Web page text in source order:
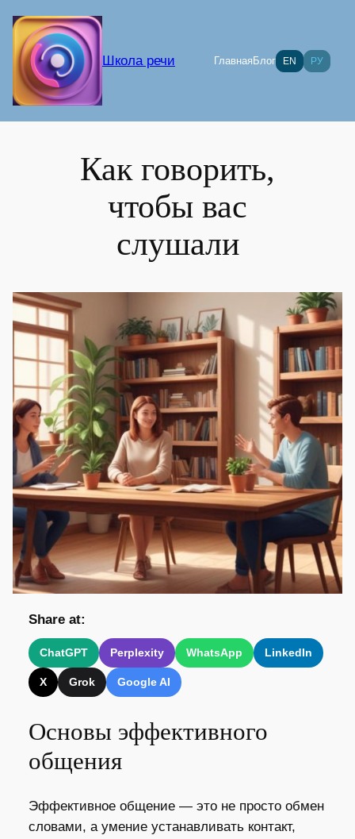
содержимому
Школа речи ГлавнаяБлог EN РУ
Как говорить,
чтобы вас
слушали
Share at:
ChatGPT Perplexity WhatsApp LinkedIn
X Grok Google AI
Основы эффективного
общения
Эффективное общение — это не просто обмен
словами, а умение устанавливать контакт,